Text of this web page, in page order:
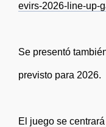
evirs-2026-line-up-
Se presentó
previsto para 2026.
El juego se